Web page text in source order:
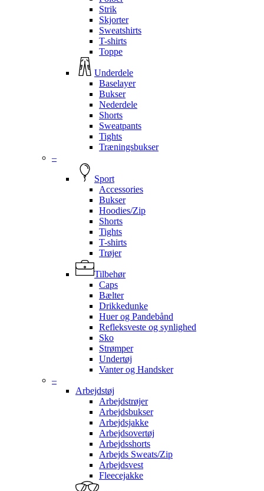
Strik
Skjorter
Sweatshirts
T-shirts
Toppe
Underdele
Baselayer
Bukser
Nederdele
Shorts
Sweatpants
Tights
Træningsbukser
–
Sport
Accessories
Bukser
Hoodies/Zip
Shorts
Tights
T-shirts
Trøjer
Tilbehør
Caps
Bælter
Drikkedunke
Huer og Pandebånd
Refleksveste og synlighed
Sko
Strømper
Undertøj
Vanter og Handsker
–
Arbejdstøj
Arbejdstrøjer
Arbejdsbukser
Arbejdsjakke
Arbejdsovertøj
Arbejdsshorts
Arbejds Sweats/Zip
Arbejdsvest
Fleecejakke